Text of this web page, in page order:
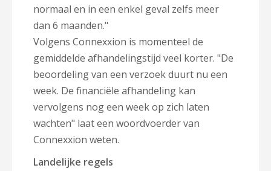
normaal en in een enkel geval zelfs meer
dan 6 maanden."
Volgens Connexxion is momenteel de
gemiddelde afhandelingstijd veel korter. "De
beoordeling van een verzoek duurt nu een
week. De financiële afhandeling kan
vervolgens nog een week op zich laten
wachten" laat een woordvoerder van
Connexxion weten.
Landelijke regels